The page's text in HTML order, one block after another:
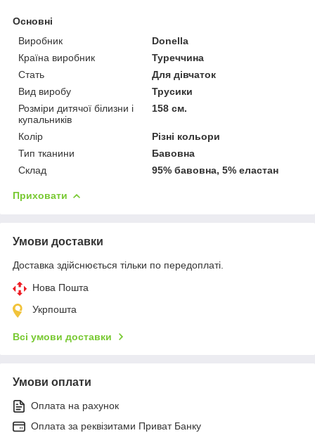
Основні
Виробник
Donella
Країна виробник
Туреччина
Стать
Для дівчаток
Вид виробу
Трусики
Розміри дитячої білизни і
купальників
158 см.
Колір
Різні кольори
Тип тканини
Бавовна
Склад
95% бавовна, 5% еластан
Приховати
Умови доставки
Доставка здійснюється тільки по передоплаті.
Нова Пошта
Укрпошта
Всі умови доставки
Умови оплати
Оплата на рахунок
Оплата за реквізитами Приват Банку